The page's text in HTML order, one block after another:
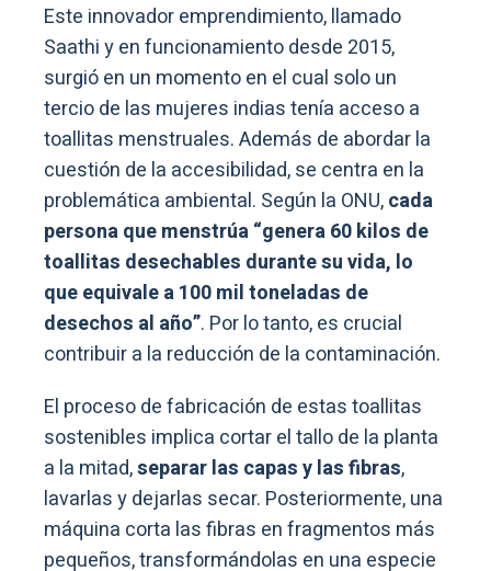
Este innovador emprendimiento, llamado
Saathi y en funcionamiento desde 2015,
surgió en un momento en el cual solo un
tercio de las mujeres indias tenía acceso a
toallitas menstruales. Además de abordar la
cuestión de la accesibilidad, se centra en la
problemática ambiental. Según la ONU,cada
persona que menstrúa “genera 60 kilos de
toallitas desechables durante su vida, lo
que equivale a 100 mil toneladas de
desechos al año”. Por lo tanto, es crucial
contribuir a la reducción de la contaminación.
El proceso de fabricación de estas toallitas
sostenibles implica cortar el tallo de la planta
a la mitad,separar las capas y las fibras,
lavarlas y dejarlas secar. Posteriormente, una
máquina corta las fibras en fragmentos más
pequeños, transformándolas en una especie